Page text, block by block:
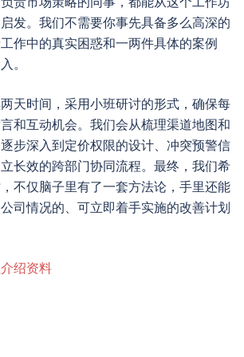
发。我们不需要你事先具备多么高深的
作中的真实困惑和一两件具体的案例
。
天时间，采用小班研讨的形式，确保每
和互动机会。我们会从梳理渠道地图和
步深入到定价权限的设计、冲突预警信
长效的跨部门协同流程。最终，我们希
不仅脑子里有了一套方法论，手里还能
司情况的、可立即着手实施的改善计划
绍资料